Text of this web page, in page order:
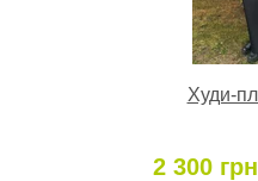
Худи-
2 300 грн